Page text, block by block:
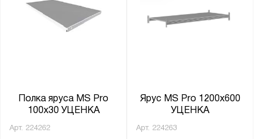
Полка яруса MS Pro
100х30 УЦЕНКА
Арт. 224262
Ярус MS Pro 1200х600
УЦЕНКА
Арт. 224263